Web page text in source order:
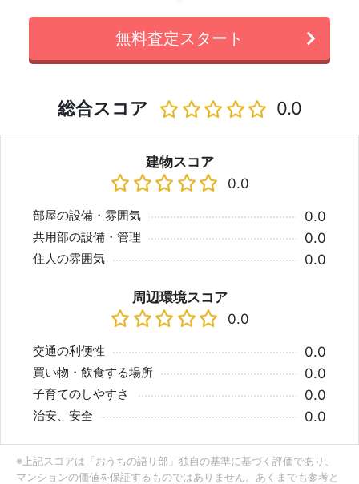
無料査定スタート
総合スコア 0.0
建物スコア
0.0
部屋の設備・雰囲気 0.0
共用部の設備・管理 0.0
住人の雰囲気 0.0
周辺環境スコア
0.0
交通の利便性 0.0
買い物・飲食する場所 0.0
子育てのしやすさ 0.0
治安、安全 0.0
※上記スコアは「おうちの語り部」独自の基準に基づく評価であり、
マンションの価値を保証するものではありません。あくまでも参考と